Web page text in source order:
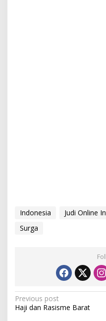
Indonesia Judi Online
Surga
P
o
Previous post
Haji dan Rasisme Barat